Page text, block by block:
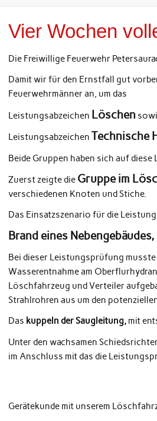
Vier Wochen
Die Freiwillige Feuerwehr
Damit wir für den Ernstfall gut
Feuerwehrmänner an, um das
Leistungsabzeichen Löschen
Leistungsabzeichen Technische
Beide Gruppen haben sich auf
Zuerst zeigte die Gruppe im
verschiedenen Knoten und Stiche.
Das Einsatzszenario für die
Brand eines
Bei dieser Leistungsprüfung
Wasserentnahme am
Löschfahrzeug und Verteiler
Strahlrohren aus um den
Das kuppeln der Saugleitung,mit
Unter den wachsamen
im Anschluss mit das die
Gerätekunde mit unserem